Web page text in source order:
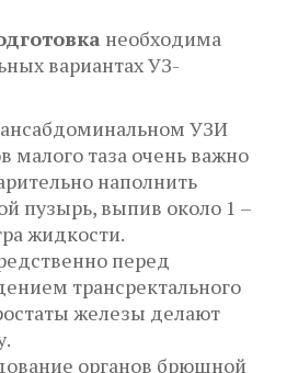
необходима
вариантах УЗ-
УЗИ
малого таза очень важно
наполнить
пузырь, выпив около 1 –
жидкости.
перед
трансректального
железы делают
органов брюшной